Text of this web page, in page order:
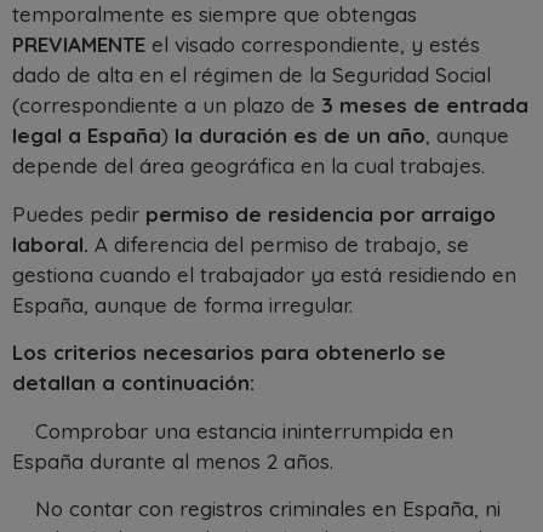
temporalmente es siempre que obtengas
PREVIAMENTE el visado correspondiente, y estés
dado de alta en el régimen de la Seguridad Social
(correspondiente a un plazo de 3 meses de entrada
legal a España) la duración es de un año, aunque
depende del área geográfica en la cual trabajes.
Puedes pedir permiso de residencia por arraigo
laboral. A diferencia del permiso de trabajo, se
gestiona cuando el trabajador ya está residiendo en
España, aunque de forma irregular.
Los criterios necesarios para obtenerlo se
detallan a continuación:
Comprobar una estancia ininterrumpida en
España durante al menos 2 años.
No contar con registros criminales en España, ni